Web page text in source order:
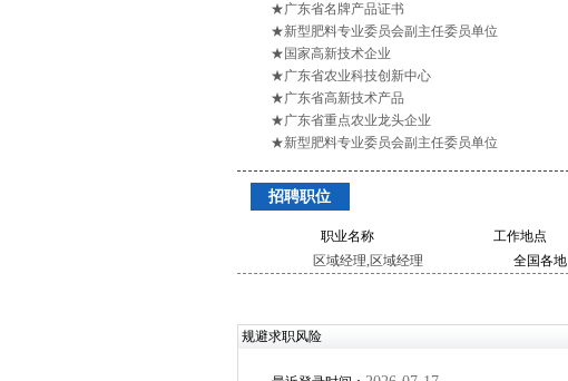
★广东省名牌产品证书
★新型肥料专业委员会副主任委员单位
★国家高新技术企业
★广东省农业科技创新中心
★广东省高新技术产品
★广东省重点农业龙头企业
★新型肥料专业委员会副主任委员单位
招聘职位
职业名称 工作地点
区域经理,区域经理
全国各地
规避求职风险